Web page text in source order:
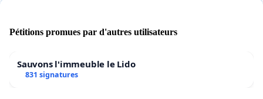
Pétitions promues par d'autres utilisateurs
Sauvons l'immeuble le Lido
831 signatures